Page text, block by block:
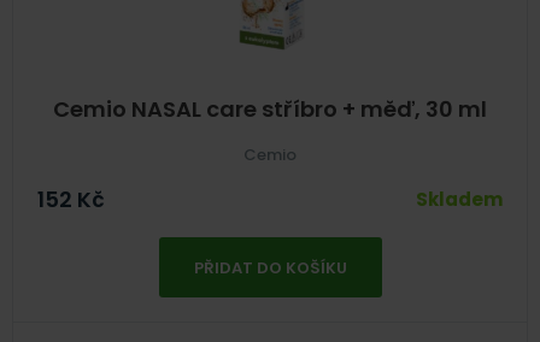
Cemio NASAL care stříbro + měď, 30 ml
Cemio
152 Kč Skladem
PŘIDAT DO KOŠÍKU